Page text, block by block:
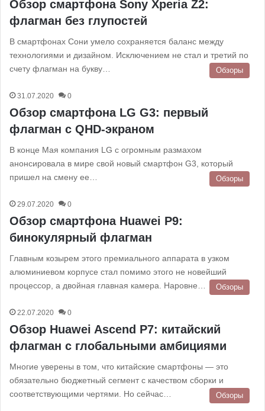
Обзор смартфона Sony Xperia Z2:
флагман без глупостей
В смартфонах Сони умело сохраняется баланс между
технологиями и дизайном. Исключением не стал и третий по
счету флагман на букву…
Обзоры
31.07.2020 0
Обзор смартфона LG G3: первый
флагман с QHD-экраном
В конце Мая компания LG с огромным размахом
анонсировала в мире свой новый смартфон G3, который
пришел на смену ее…
Обзоры
29.07.2020 0
Обзор смартфона Huawei P9:
бинокулярный флагман
Главным козырем этого премиального аппарата в узком
алюминиевом корпусе стал помимо этого не новейший
процессор, а двойная главная камера. Наровне…
Обзоры
22.07.2020 0
Обзор Huawei Ascend P7: китайский
флагман с глобальными амбициями
Многие уверены в том, что китайские смартфоны — это
обязательно бюджетный сегмент с качеством сборки и
соответствующими чертями. Но сейчас…
Обзоры